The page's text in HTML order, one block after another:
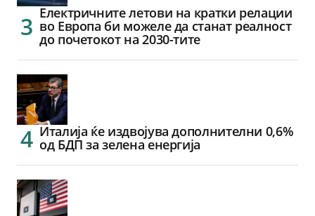
Електричните летови на кратки релации
во Европа би можеле да станат реалност
до почетокот на 2030-тите
Италија ќе издвојува дополнителни 0,6%
од БДП за зелена енергија